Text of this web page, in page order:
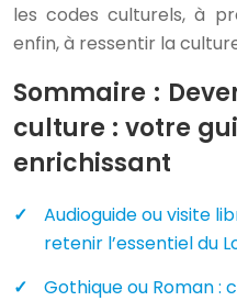
les codes culturels, à
enfin, à ressentir la
Sommaire :
culture : votre
enrichissant
Audioguide ou visite
retenir l’essentiel du
Gothique ou Roman :